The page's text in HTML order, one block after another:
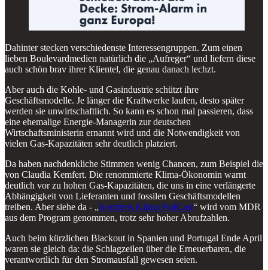
Dahinter stecken verschiedenste Interessengruppen. Zum einen
lieben Boulevardmedien natürlich die „Aufreger“ und liefern diese
auch schön brav ihrer Klientel, die genau danach lechzt.
Aber auch die Kohle- und Gasindustrie schützt ihre
Geschäftsmodelle. Je länger die Kraftwerke laufen, desto später
werden sie unwirtschaftlich. So kann es schon mal passieren, dass
eine ehemalige Energie-Managerin zur deutschen
Wirtschaftsministerin ernannt wird und die Notwendigkeit von
vielen Gas-Kapazitäten sehr deutlich platziert.
Da haben nachdenkliche Stimmen wenig Chancen, zum Beispiel die
von Claudia Kemfert. Die renommierte Klima-Ökonomin warnt
deutlich vor zu hohen Gas-Kapazitäten, die uns in eine verlängerte
Abhängigkeit von Lieferanten und fossilen Geschäftsmodellen
treiben. Aber siehe da - „Kemferts Klima PodCast“ wird vom MDR
aus dem Program genommen, trotz sehr hoher Abrufzahlen.
Auch beim kürzlichen Blackout in Spanien und Portugal Ende April
waren sie gleich da: die Schlagzeilen über die Erneuerbaren, die
verantwortlich für den Stromausfall gewesen seien.